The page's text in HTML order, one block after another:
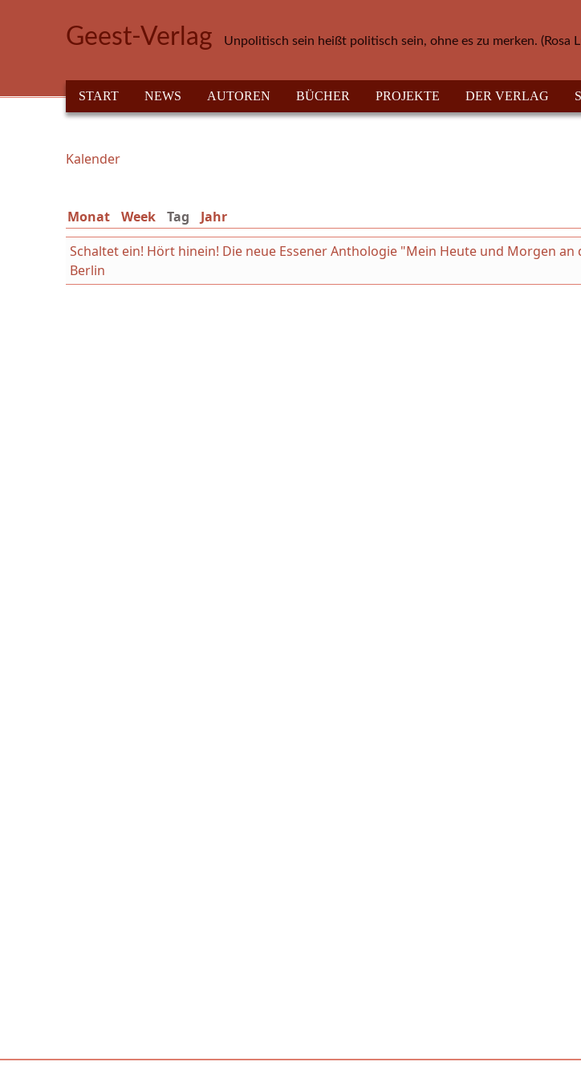
Geest-Verlag Unpolitisch sein heißt politisch sein, ohne es zu merken. (Rosa
HAUPTMENÜ
START NEWS AUTOREN BÜCHER PROJEKTE DER VERLAG
Sie sind hier
Kalender
Monat Week Tag (aktiver Reiter)
Jahr
Schaltet ein! Hört hinein! Die neue Essener Anthologie "Mein Heute und Morgen an
Berlin